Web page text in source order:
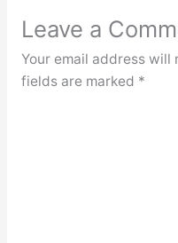
Leave a
Your email address will
fields are marked *